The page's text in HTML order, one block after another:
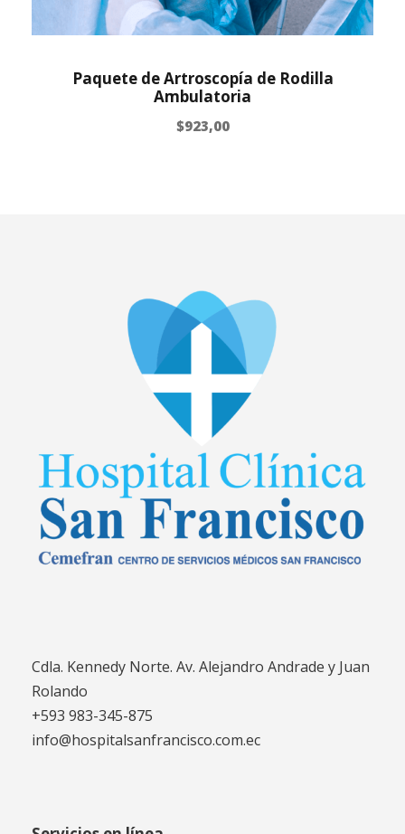
Paquete de Artroscopía de Rodilla
Ambulatoria
$923,00
Cdla. Kennedy Norte. Av. Alejandro Andrade y Juan
Rolando
+593 983-345-875
info@hospitalsanfrancisco.com.ec